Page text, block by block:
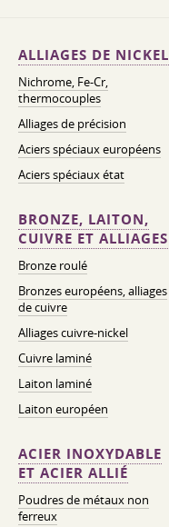
ALLIAGES DE NICKEL
Nichrome, Fe-Cr,
thermocouples
Alliages de précision
Aciers spéciaux européens
Aciers spéciaux état
BRONZE, LAITON,
CUIVRE ET ALLIAGES
Bronze roulé
Bronzes européens, alliages
de cuivre
Alliages cuivre-nickel
Cuivre laminé
Laiton laminé
Laiton européen
ACIER INOXYDABLE
ET ACIER ALLIÉ
Poudres de métaux non
ferreux